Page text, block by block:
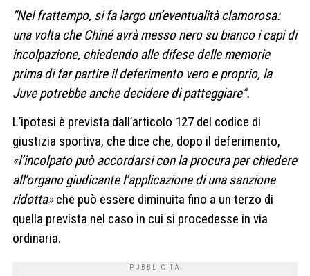
“Nel frattempo, si fa largo un’eventualità clamorosa:
una volta che Chiné avrà messo nero su bianco i capi di
incolpazione, chiedendo alle difese delle memorie
prima di far partire il deferimento vero e proprio, la
Juve potrebbe anche decidere di patteggiare”.
L’ipotesi è prevista dall’articolo 127 del codice di
giustizia sportiva, che dice che, dopo il deferimento,
«l’incolpato può accordarsi con la procura per chiedere
all’organo giudicante l’applicazione di una sanzione
ridotta»che può essere diminuita fino a un terzo di
quella prevista nel caso in cui si procedesse in via
ordinaria.